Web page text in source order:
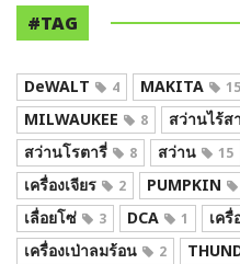
#TAG
DeWALT 4 MAKITA 15
MILWAUKEE 8 สว่านไร้ส
สว่านโรตารี่ 8 สว่าน 15
เครื่องเจียร 2 PUMPKIN
เลื่อยโซ่ 3 DCA 1 เค
เครื่องเป่าลมร้อน 2